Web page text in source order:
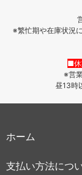
※繁忙期や在庫状況
■休
※営
昼13時
ホーム
支払い方法につ